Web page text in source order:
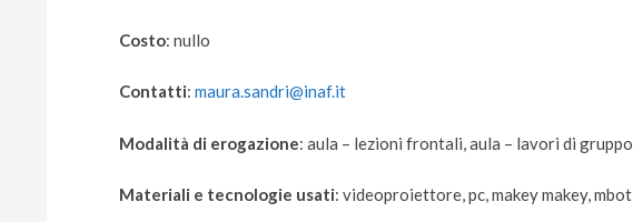
Costo: nullo
Contatti: maura.sandri@inaf.it
Modalità di erogazione: aula – lezioni frontali, aula – lavori di gruppo
Materiali e tecnologie usati: videoproiettore, pc, makey makey, mbot